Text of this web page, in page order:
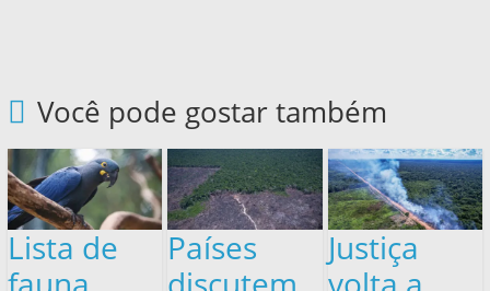
Você pode gostar também
Lista de
Países
Justiça